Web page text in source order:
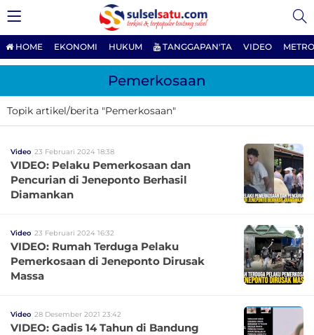
HOME EKONOMI HUKUM TANGGAPAN'TA VIDEO
Pemerkosaan
Topik artikel/berita "Pemerkosaan"
Video 23 Februari 2024 18:38
VIDEO: Pelaku Pemerkosaan dan
Pencurian di Jeneponto Berhasil
Diamankan
Video 23 Februari 2024 16:32
VIDEO: Rumah Terduga Pelaku
Pemerkosaan di Jeneponto Dirusak
Massa
Video 28 Desember 2021 23:42
VIDEO: Gadis 14 Tahun di Bandung